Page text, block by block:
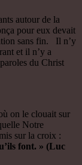
autour de la
pour eux devait
sans fin. Il n’y
et il n’y a
du Christ
on le clouait sur
Notre
sur la croix :
font. » (Luc